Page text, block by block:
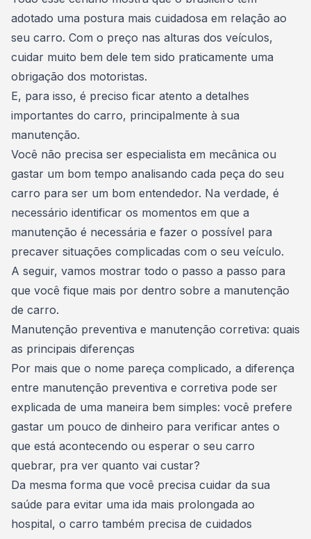
adotado uma postura mais cuidadosa em relação ao
seu carro. Com o preço nas alturas dos veículos,
cuidar muito bem dele tem sido praticamente uma
obrigação dos motoristas.
E, para isso, é preciso ficar atento a detalhes
importantes do carro, principalmente à sua
manutenção.
Você não precisa ser especialista em mecânica ou
gastar um bom tempo analisando cada peça do seu
carro para ser um bom entendedor. Na verdade, é
necessário identificar os momentos em que a
manutenção é necessária e fazer o possível para
precaver situações complicadas com o seu veículo.
A seguir, vamos mostrar todo o passo a passo para
que você fique mais por dentro sobre a manutenção
de carro.
Manutenção preventiva e manutenção corretiva: quais
as principais diferenças
Por mais que o nome pareça complicado, a diferença
entre manutenção preventiva e corretiva pode ser
explicada de uma maneira bem simples: você prefere
gastar um pouco de dinheiro para verificar antes o
que está acontecendo ou esperar o seu carro
quebrar, pra ver quanto vai custar?
Da mesma forma que você precisa cuidar da sua
saúde para evitar uma ida mais prolongada ao
hospital, o carro também precisa de cuidados